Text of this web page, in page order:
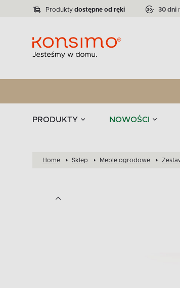
Produkty dostępne od ręki 30 dni
PRODUKTY NOWOŚCI
Kolekcja narożników RATLO -
VICTO Liczba produktów:71
ELEGANT Liczba produktów:864
Home Sklep Meble ogrodowe